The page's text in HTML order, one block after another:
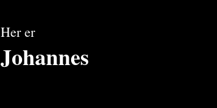
Her er
Johannes